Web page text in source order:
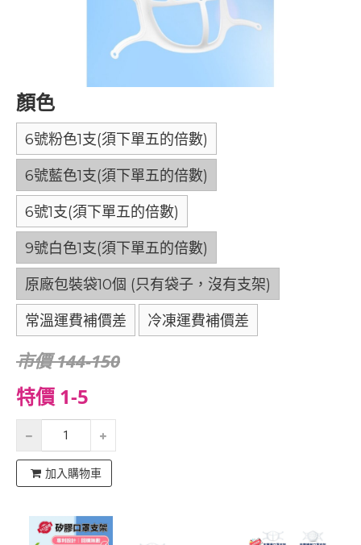
顏色
6號粉色1支(須下單五的倍數)
6號藍色1支(須下單五的倍數)
6號1支(須下單五的倍數)
9號白色1支(須下單五的倍數)
原廠包裝袋10個 (只有袋子，沒有支架)
常溫運費補價差 冷凍運費補價差
市價 144-150
特價 1-5
加入購物車